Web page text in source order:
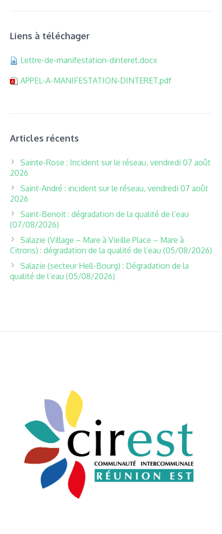
Liens à téléchager
Lettre-de-manifestation-dinteret.docx
APPEL-A-MANIFESTATION-DINTERET.pdf
Articles récents
Sainte-Rose : Incident sur le réseau, vendredi 07 août
2026
Saint-André : incident sur le réseau, vendredi 07 août
2026
Saint-Benoit : dégradation de la qualité de l’eau
(07/08/2026)
Salazie (Village – Mare à Vieille Place – Mare à
Citrons) : dégradation de la qualité de l’eau (05/08/2026)
Salazie (secteur Hell-Bourg) : Dégradation de la
qualité de l’eau (05/08/2026)